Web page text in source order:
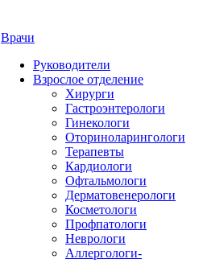
Врачи
Руководители
Взрослое отделение
Хирурги
Гастроэнтерологи
Гинекологи
Оториноларингологи
Терапевты
Кардиологи
Офтальмологи
Дерматовенерологи
Косметологи
Профпатологи
Неврологи
Аллергологи-